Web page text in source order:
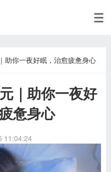
助你一夜好眠，治愈疲惫身心
｜助你一夜好
惫身心
11:04:24